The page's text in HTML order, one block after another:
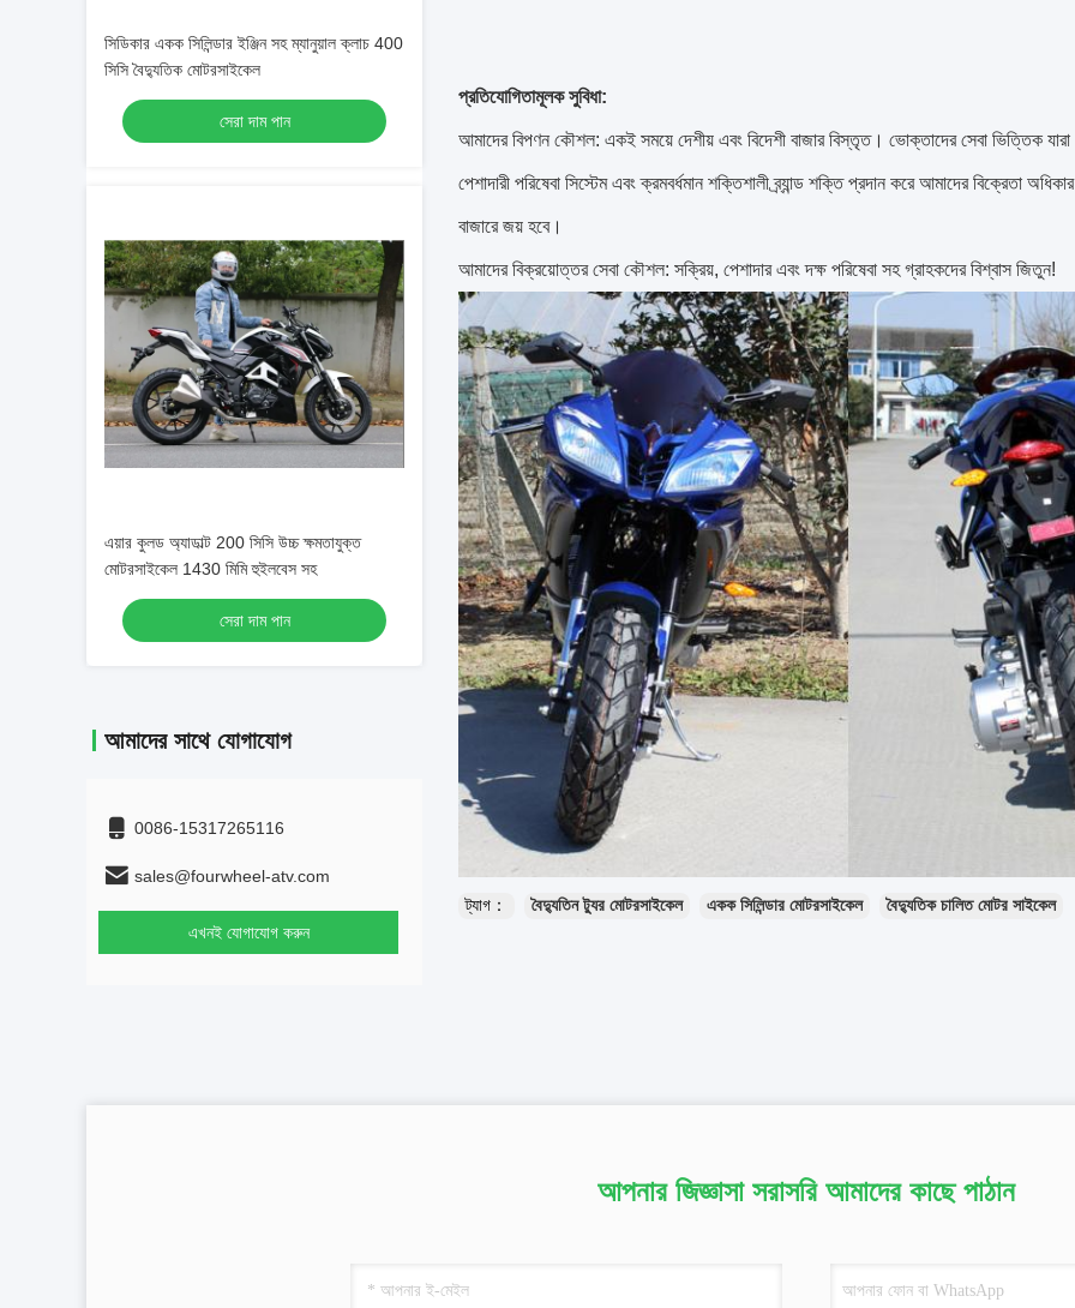
সিডিকার একক সিলিন্ডার ইঞ্জিন সহ ম্যানুয়াল ক্লাচ 400
সিসি বৈদ্যুতিক মোটরসাইকেল
সেরা দাম পান
এয়ার কুলড অ্যাডাল্ট 200 সিসি উচ্চ ক্ষমতাযুক্ত
মোটরসাইকেল 1430 মিমি হুইলবেস সহ
সেরা দাম পান
আমাদের সাথে যোগাযোগ
0086-15317265116
sales@fourwheel-atv.com
এখনই যোগাযোগ করুন
প্রতিযোগিতামূলক সুবিধা:
আমাদের বিপণন কৌশল: একই সময়ে দেশীয় এবং বিদেশী বাজার বিস্তৃত। ভোক্তাদের সেবা ভিত্তিক
পেশাদারী পরিষেবা সিস্টেম এবং ক্রমবর্ধমান শক্তিশালী ব্র্যান্ড শক্তি প্রদান করে আমাদের বিক্রেতা
বাজারে জয় হবে।
আমাদের বিক্রয়োত্তর সেবা কৌশল: সক্রিয়, পেশাদার এবং দক্ষ পরিষেবা সহ গ্রাহকদের বিশ্বাস জিতুন!
ট্যাগ： বৈদ্যুতিন ট্যুর মোটরসাইকেল একক সিলিন্ডার মোটরসাইকেল বৈদ্যুতিক চালিত মোটর সাইকেল
আপনার জিজ্ঞাসা সরাসরি আমাদের কাছে পাঠান